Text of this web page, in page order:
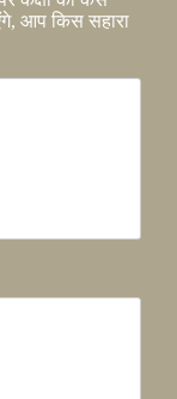
आप किस सहारा